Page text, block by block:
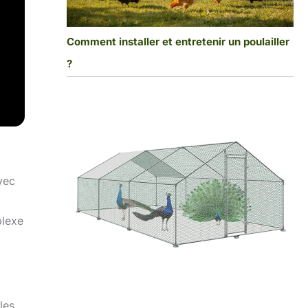
Comment installer et entretenir un poulailler
?